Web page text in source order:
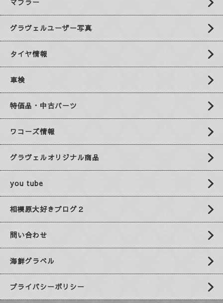
マフラー
グラヴェルユーザー写真
タイヤ情報
車検
特価品・中古パーツ
ワコーズ情報
グラヴェルオリジナル商品
you tube
相模原大好きブログ２
問い合わせ
海鮮グラベル
プライバシーポリシー